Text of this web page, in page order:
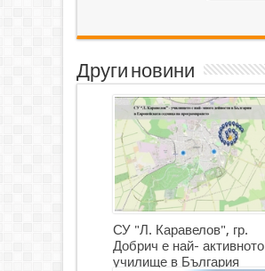
Други новини
СУ "Л. Каравелов", гр.
Добрич е най- активното
училище в България